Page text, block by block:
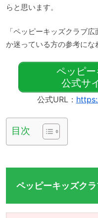
らと思います。
「ペッピーキッズクラブ
か迷っている方の参考にな
ペッピ
公式サ
公式URL：
目次
ペッピーキッズク